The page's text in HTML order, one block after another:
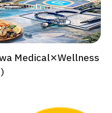
们Medical✕Wellness